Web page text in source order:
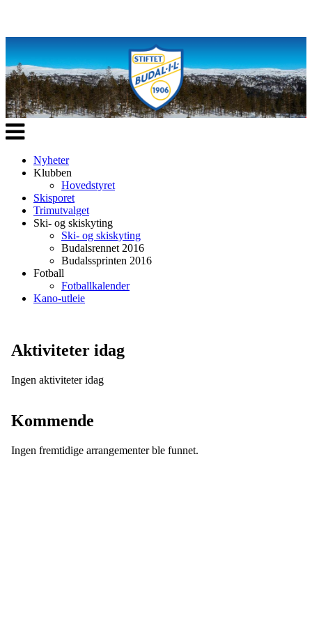
Veksle
navigasjon
Nyheter
Klubben
Hovedstyret
Skisporet
Trimutvalget
Ski- og skiskyting
Ski- og skiskyting
Budalsrennet 2016
Budalssprinten 2016
Fotball
Fotballkalender
Kano-utleie
Aktiviteter idag
Ingen aktiviteter idag
Kommende
Ingen fremtidige arrangementer ble funnet.